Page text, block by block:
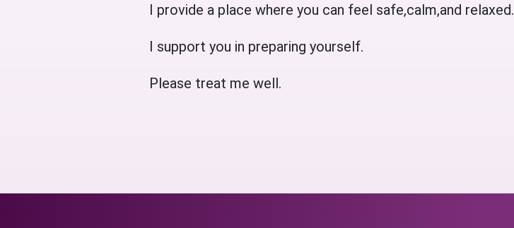
I provide a place where you can feel safe,calm,and relaxed.
I support you in preparing yourself.
Please treat me well.